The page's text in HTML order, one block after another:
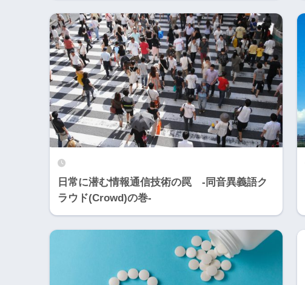
日常に潜む情報通信技術の罠 -同音異義語ク
ラウド(Crowd)の巻-